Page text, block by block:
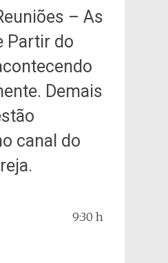
– As
Partir do
Demais
canal do
9:30 h